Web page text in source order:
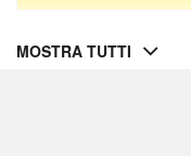
MOSTRA TUTTI